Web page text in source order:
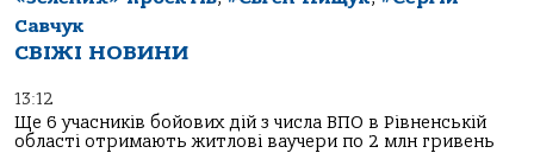
Савчук
СВІЖІ НОВИНИ
13:12
Ще 6 учасників бойових дій з числа ВПО в Рівненській
області отримають житлові ваучери по 2 млн гривень